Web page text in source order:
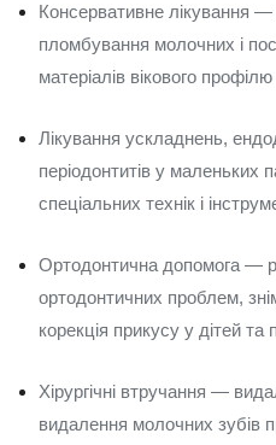
Консервативне лікування —
пломбування молочних і
матеріалів вікового профілю
Лікування ускладнень,
періодонтитів у маленьких
спеціальних технік і
Ортодонтична допомога —
ортодонтичних проблем,
корекція прикусу у дітей та
Хірургічні втручання —
видалення молочних зубів